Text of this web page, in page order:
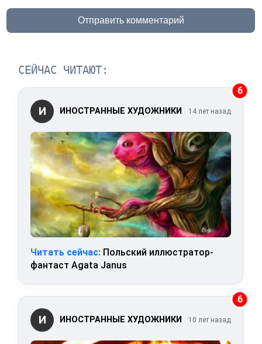
Отправить комментарий
СЕЙЧАС ЧИТАЮТ:
6
И ИНОСТРАННЫЕ ХУДОЖНИКИ 14 лет назад
Читать сейчас: Польский иллюстратор-
фантаст Agata Janus
6
И ИНОСТРАННЫЕ ХУДОЖНИКИ 10 лет назад